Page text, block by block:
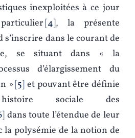
inexploitées à ce jour
4 , la présente
dans le courant de
se situant dans « la
d’élargissement du
» 5 et pouvant être définie
sociale des
dans toute l’étendue de leur
la polysémie de la notion de